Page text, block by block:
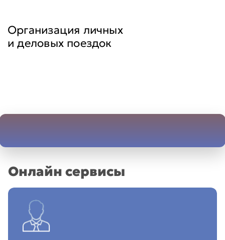
Организация личных
и деловых поездок
Онлайн сервисы